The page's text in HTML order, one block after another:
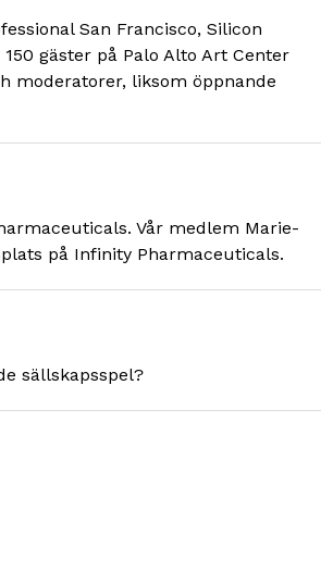
San Francisco, Silicon
gäster på Palo Alto Art Center
moderatorer, liksom öppnande
Vår medlem Marie-
på Infinity Pharmaceuticals.
sällskapsspel?